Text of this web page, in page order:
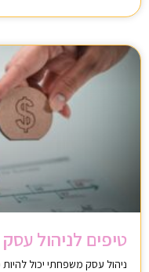
טיפים לניהול
ניהול עסק משפחתי יכול